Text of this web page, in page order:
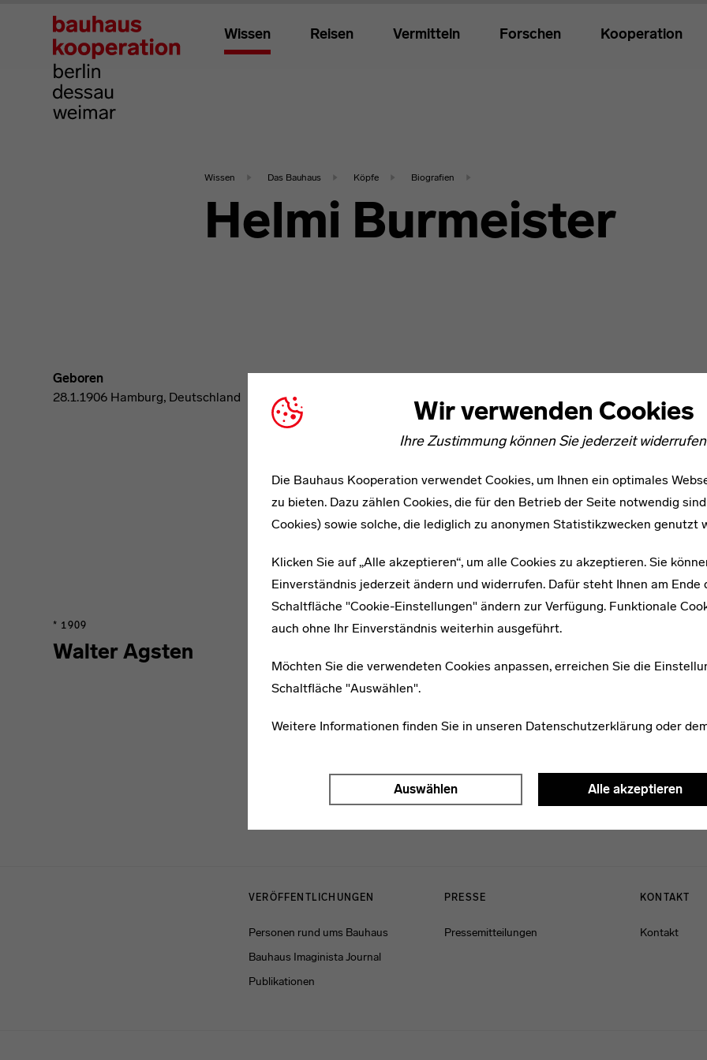
Wir verwenden Cookies
Ihre Zustimmung können Sie jederzeit
Die Bauhaus Kooperation verwendet Cookies, um Ihnen ein optimales
zu bieten. Dazu zählen Cookies, die für den Betrieb der Seite notwendig
Cookies) sowie solche, die lediglich zu anonymen Statistikzwecken genutzt
Klicken Sie auf „Alle akzeptieren“, um alle Cookies zu akzeptieren. Sie
Einverständnis jederzeit ändern und widerrufen. Dafür steht Ihnen am Ende
Schaltfläche "Cookie-Einstellungen" ändern zur Verfügung. Funktionale
auch ohne Ihr Einverständnis weiterhin ausgeführt.
Möchten Sie die verwendeten Cookies anpassen, erreichen Sie die
Schaltfläche "Auswählen".
Weitere Informationen finden Sie in unseren Datenschutzerklärung oder
Auswählen Alle akzeptieren
Wissen Reisen Vermitteln Forschen Kooperation
Wissen Das Bauhaus Köpfe Biografien
Helmi Burmeister
Geboren
28.1.1906 Hamburg, Deutschland
WEITERE ARTIKEL ZUM THEMA
Walter Agsten
* 1909 1912–1980
VERÖFFENTLICHUNGEN
Personen rund ums Bauhaus
Bauhaus Imaginista Journal
Publikationen
PRESSE
Pressemitteilungen
KONTAKT
Kontakt